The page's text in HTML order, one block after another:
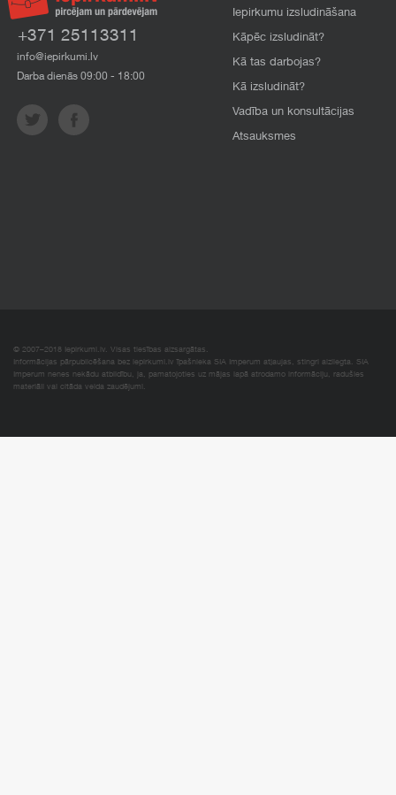
+371 25113311
info@iepirkumi.lv
Darba dienās 09:00 - 18:00
Iepirkumu izsludināšana
Kāpēc izsludināt?
Kā tas darbojas?
Kā izsludināt?
Vadība un konsultācijas
Atsauksmes
© 2007–2018 Iepirkumi.lv. Visas tiesības aizsargātas.
Informācijas pārpublicēšana bez iepirkumi.lv īpašnieka SIA Imperum atļaujas, stingri aizliegta. SIA
Imperum nenes nekādu atbildību, ja, pamatojoties uz mājas lapā atrodamo informāciju, radušies
materiāli vai citāda veida zaudējumi.